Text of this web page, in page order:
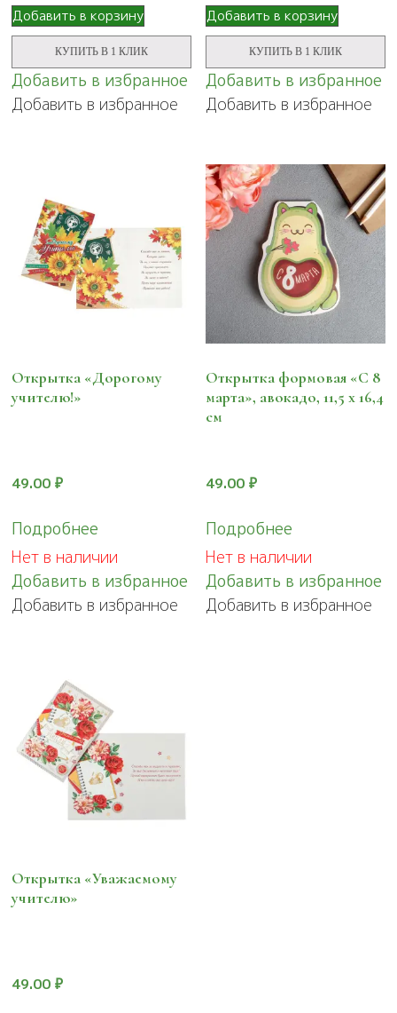
Добавить в корзину
КУПИТЬ В 1 КЛИК
Добавить в избранное
Добавить в избранное
Добавить в корзину
КУПИТЬ В 1 КЛИК
Добавить в избранное
Добавить в избранное
Открытка «Дорогому
учителю!»
49.00 ₽
Подробнее
Нет в наличии
Добавить в избранное
Добавить в избранное
Открытка формовая «С 8
марта», авокадо, 11,5 х 16,4
см
49.00₽
Подробнее
Нет в наличии
Добавить в избранное
Добавить в избранное
Открытка «Уважаемому
учителю»
49.00 ₽